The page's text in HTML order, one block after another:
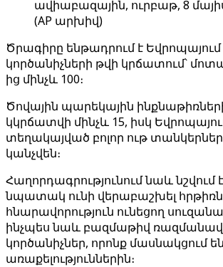
ավիաբազային, ուրբաթ, 8
(AP արխիվ)
Ծրագիրը ենթադրում է Եվրոպայում
կործանիչների թվի կրճատում՝
ից մինչև 100։
Ծովային պարեկային
կկրճատվի մինչև 15, իսկ
տեղակայված բոլոր ութ
կանչվեն։
Հաղորդագրությունում նաև նշվում
նպատակ ունի վերաբաշխել
հնարավորություն ունեցող
ինչպես նաև բազմաթիվ
կործանիչներ, որոնք մասնակցում
առաքելություններին։